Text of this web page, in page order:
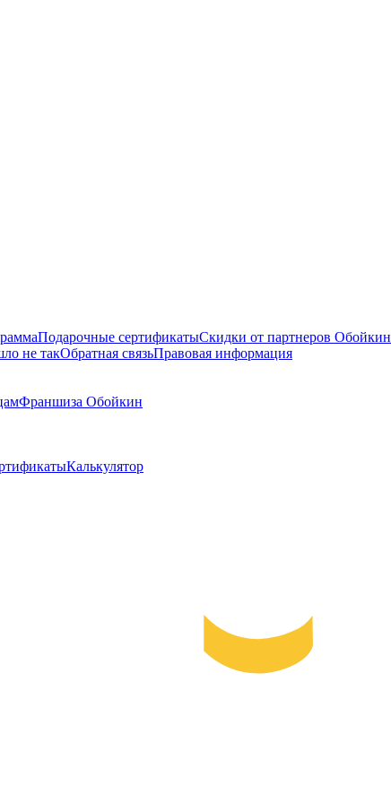
Подарочные сертификатыСкидки от партнеров Обойкин
не такОбратная связьПравовая информация
Франшиза Обойкин
Калькулятор